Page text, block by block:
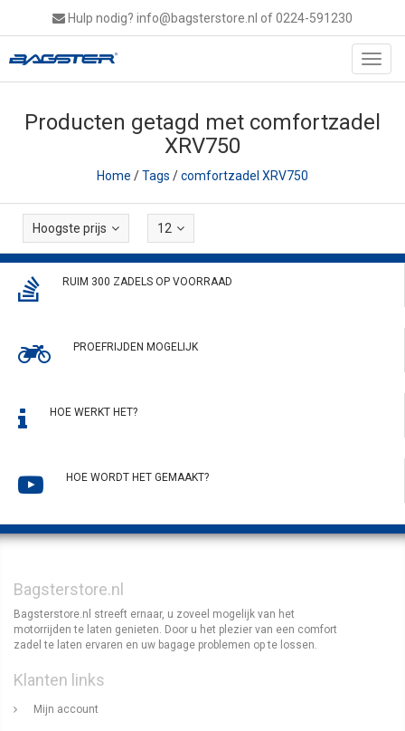
Hulp nodig? info@bagsterstore.nl of 0224-591230
Producten getagd met comfortzadel
XRV750
Home /Tags /comfortzadel XRV750
Hoogste prijs 12
RUIM 300 ZADELS OP VOORRAAD
PROEFRIJDEN MOGELIJK
HOE WERKT HET?
HOE WORDT HET GEMAAKT?
Bagsterstore.nl
Bagsterstore.nl streeft ernaar, u zoveel mogelijk van het
motorrijden te laten genieten. Door u het plezier van een comfort
zadel te laten ervaren en uw bagage problemen op te lossen.
Klanten links
Mijn account